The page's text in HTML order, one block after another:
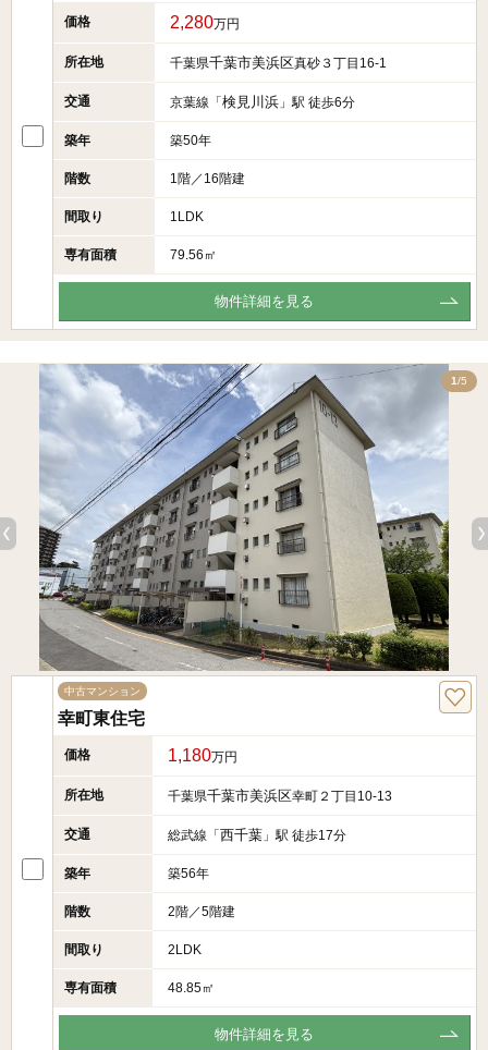
価格 2,280万円
所在地 千葉県千葉市美浜区真砂３丁目16-1
交通 京葉線「 検見川浜 」駅 徒歩6分
築年 築50年
階数 1階／16階建
間取り 1LDK
専有面積 79.56㎡
物件詳細を見る
1/5
中古マンション
幸町東住宅
価格 1,180万円
所在地 千葉県千葉市美浜区幸町２丁目10-13
交通 総武線「 西千葉 」駅 徒歩17分
築年 築56年
階数 2階／5階建
間取り 2LDK
専有面積 48.85㎡
物件詳細を見る